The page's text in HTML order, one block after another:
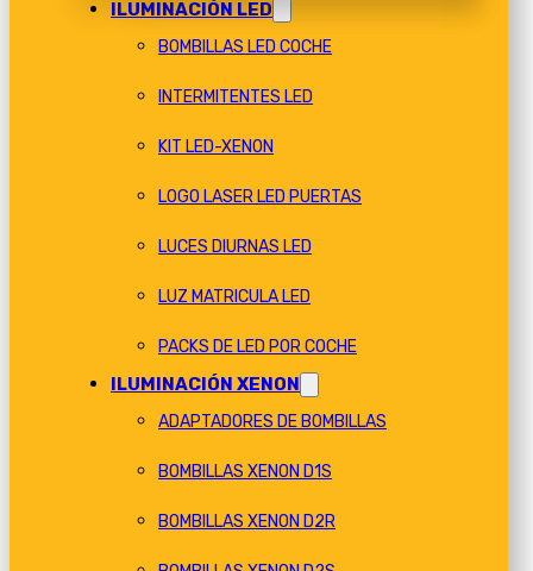
ILUMINACIÓN LED
BOMBILLAS LED COCHE
INTERMITENTES LED
KIT LED-XENON
LOGO LASER LED PUERTAS
LUCES DIURNAS LED
LUZ MATRICULA LED
PACKS DE LED POR COCHE
ILUMINACIÓN XENON
ADAPTADORES DE BOMBILLAS
BOMBILLAS XENON D1S
BOMBILLAS XENON D2R